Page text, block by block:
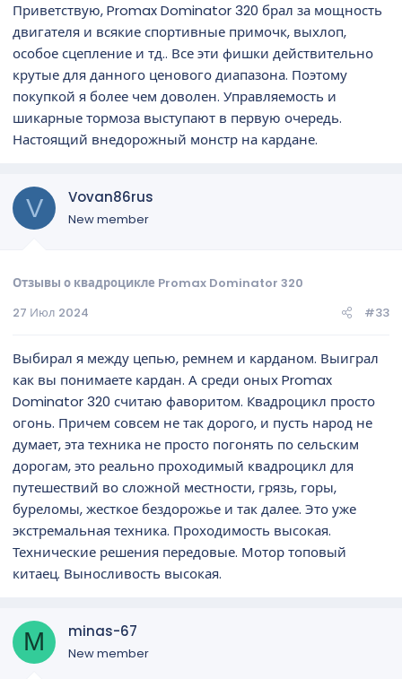
Приветствую, Promax Dominator 320 брал за мощность
двигателя и всякие спортивные примочк, выхлоп,
особое сцепление и тд.. Все эти фишки действительно
крутые для данного ценового диапазона. Поэтому
покупкой я более чем доволен. Управляемость и
шикарные тормоза выступают в первую очередь.
Настоящий внедорожный монстр на кардане.
V Vovan86rus
New member
Отзывы о квадроцикле Promax Dominator 320
27 Июл 2024
#33
Выбирал я между цепью, ремнем и карданом. Выиграл
как вы понимаете кардан. А среди оных Promax
Dominator 320 считаю фаворитом. Квадроцикл просто
огонь. Причем совсем не так дорого, и пусть народ не
думает, эта техника не просто погонять по сельским
дорогам, это реально проходимый квадроцикл для
путешествий во сложной местности, грязь, горы,
буреломы, жесткое бездорожье и так далее. Это уже
экстремальная техника. Проходимость высокая.
Технические решения передовые. Мотор топовый
китаец. Выносливость высокая.
M minas-67
New member